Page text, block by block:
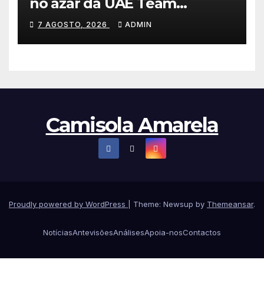
Emirates e vence na Volta a
Polónia
7 AGOSTO, 2026 ADMIN
Camisola Amarela
Proudly powered by WordPress Theme: Newsup by Themeansar.
NotíciasAntevisõesAnálisesApoia-nosContactos